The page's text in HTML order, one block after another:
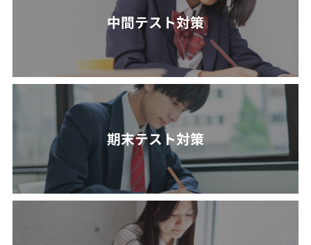
中間テスト対策
期末テスト対策